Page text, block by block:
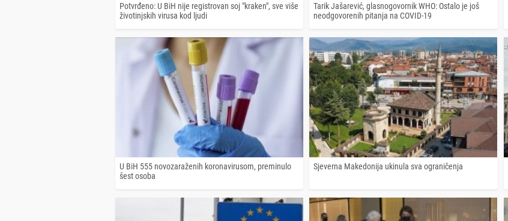
Potvrđeno: U BiH nije registrovan soj "kraken", sve više
životinjskih virusa kod ljudi
Tarik Jašarević, glasnogovornik WHO: Ostalo je još
neodgovorenih pitanja na COVID-19
U BiH 555 novozaraženih koronavirusom, preminulo
šest osoba
Sjeverna Makedonija ukinula sva ograničenja